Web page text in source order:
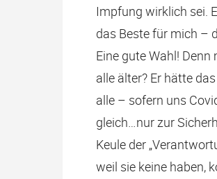
Impfung wirklich sei.
das Beste für mich –
Eine gute Wahl!
alle älter? Er hätte
alle – sofern uns
gleich…nur zur
Keule der
weil sie keine haben,